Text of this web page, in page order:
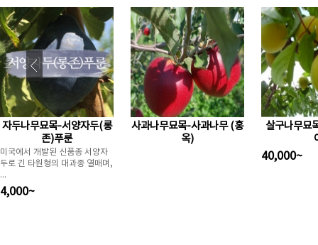
자두나무묘목-서양자두(롱
존)푸룬
미국에서 개발된 신품종 서양자
두로 긴 타원형의 대과종 열매며,
...
4,000~
사과나무묘목-사과나무 (홍
옥)
살구나무묘
40,000~